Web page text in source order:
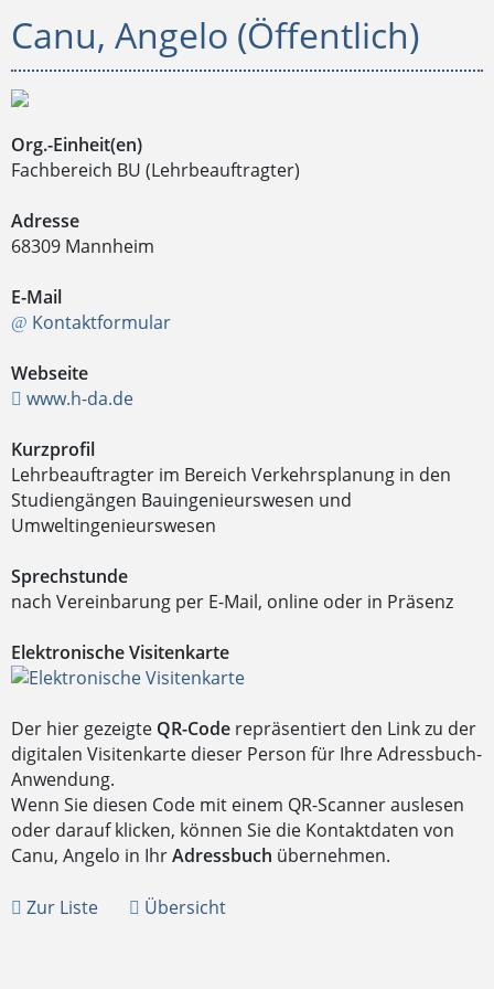
Canu, Angelo (Öffentlich)
Org.-Einheit(en)
Fachbereich BU (Lehrbeauftragter)
Adresse
68309 Mannheim
E-Mail
Kontaktformular
Webseite
www.h-da.de
Kurzprofil
Lehrbeauftragter im Bereich Verkehrsplanung in den
Studiengängen Bauingenieurswesen und
Umweltingenieurswesen
Sprechstunde
nach Vereinbarung per E-Mail, online oder in Präsenz
Elektronische Visitenkarte
Der hier gezeigte QR-Code repräsentiert den Link zu der
digitalen Visitenkarte dieser Person für Ihre Adressbuch-
Anwendung.
Wenn Sie diesen Code mit einem QR-Scanner auslesen
oder darauf klicken, können Sie die Kontaktdaten von
Canu, Angelo in IhrAdressbuch übernehmen.
Zur Liste Übersicht